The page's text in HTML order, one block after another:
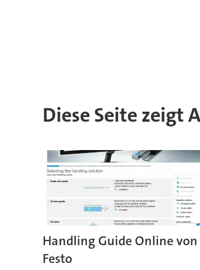
Diese Seite zeigt
Handling Guide Online von
Festo